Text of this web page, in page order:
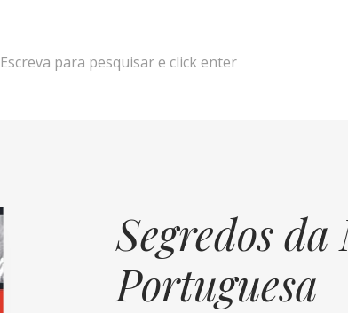
Escreva para pesquisar e click enter
Segredos
Portuguesa